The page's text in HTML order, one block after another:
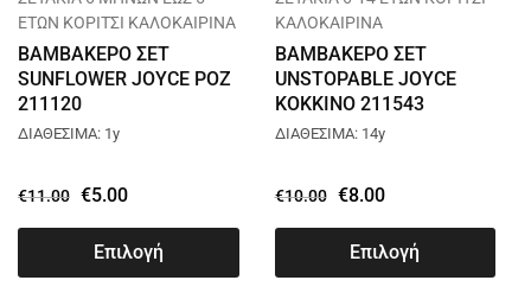
ΕΤΩΝ ΚΟΡΙΤΣΙ ΚΑΛΟΚΑΙΡΙΝΑ
ΒΑΜΒΑΚΕΡΟ ΣΕΤ
SUNFLOWER JOYCE ΡΟΖ
211120
ΔΙΑΘΕΣΙΜΑ: 1y
€11.00 €5.00
Επιλογή
ΚΑΛΟΚΑΙΡΙΝΑ
ΒΑΜΒΑΚΕΡΟ ΣΕΤ
UNSTOPABLE JOYCE
ΚΟΚΚΙΝΟ 211543
ΔΙΑΘΕΣΙΜΑ: 14y
€10.00 €8.00
Επιλογή